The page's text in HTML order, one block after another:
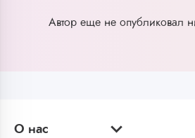
Автор еще не опубликовал
О нас